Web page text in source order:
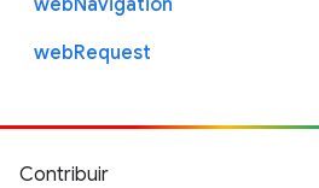
webRequest
Contribuir